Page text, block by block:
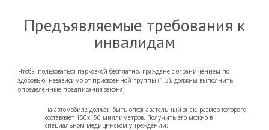
Предъявляемые требования к
инвалидам
Чтобы пользоваться парковкой бесплатно, граждане с ограничением по
здоровью, независимо от присвоенной группы (1-3), должны выполнить
определенные предписания закона:
на автомобиле должен быть опознавательный знак, размер которого
составляет 150х150 миллиметров. Получить его можно в
специальном медицинском учреждении;